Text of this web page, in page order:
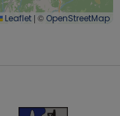
Leaflet | © OpenStreetMap